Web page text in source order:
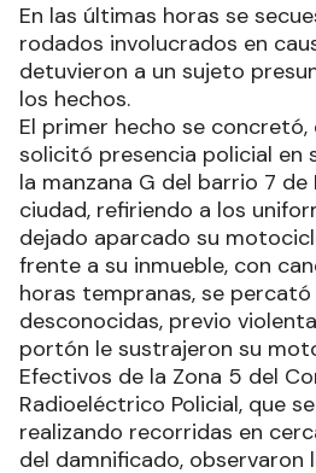
En las últimas horas se
rodados involucrados en
detuvieron a un sujeto
los hechos.
El primer hecho se
solicitó presencia policial en
la manzana G del barrio 7
ciudad, refiriendo a los
dejado aparcado su
frente a su inmueble, con
horas tempranas, se
desconocidas, previo
portón le sustrajeron su
Efectivos de la Zona 5 del
Radioeléctrico Policial, que
realizando recorridas en
del damnificado,